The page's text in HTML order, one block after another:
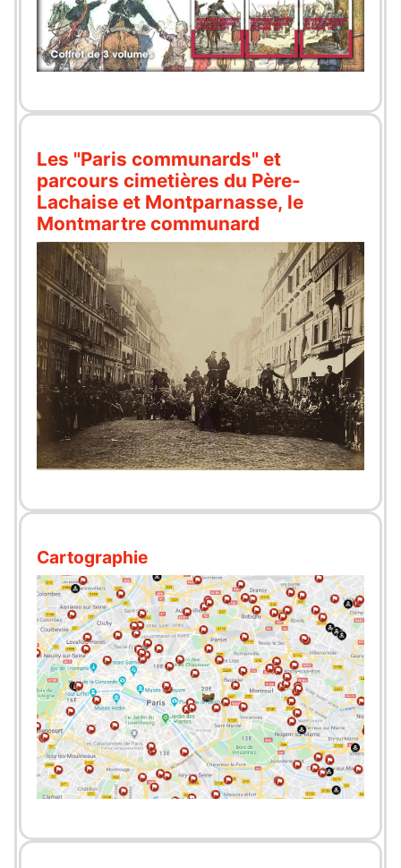
Les "Paris communards" et
parcours cimetières du Père-
Lachaise et Montparnasse, le
Montmartre communard
Cartographie